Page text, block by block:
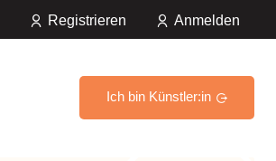
Registrieren Anmelden
Ich bin Künstler:in